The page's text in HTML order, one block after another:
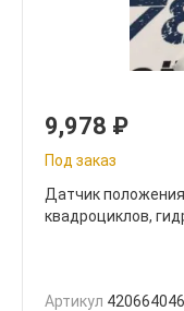
9,978 ₽
Под заказ
Датчик
квадроциклов,
Артикул 420664046